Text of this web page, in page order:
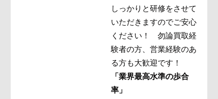
しっかりと研修をさせて
いただきますのでご安心
ください！ 勿論買取経
験者の方、営業経験のあ
る方も大歓迎です！
「業界最高水準の歩合
率」